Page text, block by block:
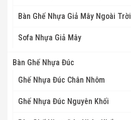
Bàn Ghế Nhựa Giả Mây Ngoài Trời
Sofa Nhựa Giả Mây
Bàn Ghế Nhựa Đúc
Ghế Nhựa Đúc Chân Nhôm
Ghế Nhựa Đúc Nguyên Khối